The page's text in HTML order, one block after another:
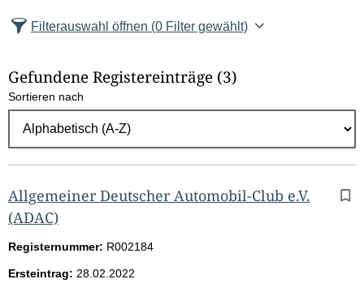
z
l
E
g
e
b
n
i
Filterauswahl öffnen (0 Filter gewählt)
Gefundene Registereinträge (3)
Sortieren nach
Allgemeiner Deutscher Automobil-Club e.V.
(ADAC)
Registernummer: R002184
Ersteintrag: 28.02.2022